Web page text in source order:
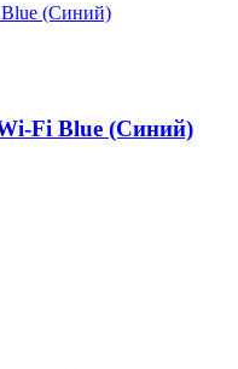
Fi Blue (Синий)